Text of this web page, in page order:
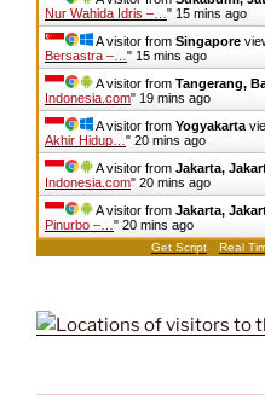
Nur Wahida Idris –… " 15 mins ago
A visitor from Singapore
Bersastra –… " 15 mins ago
A visitor from Tangerang,
Indonesia.com" 19 mins ago
A visitor from Yogyakarta
Akhir Hidup… " 20 mins ago
A visitor from Jakarta,
Indonesia.com" 20 mins ago
A visitor from Jakarta,
Pinurbo –… " 20 mins ago
Get Script Real